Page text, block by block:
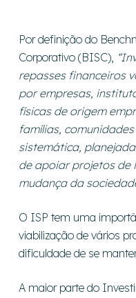
Por definição do
Corporativo (BISC),
repasses financeiros
por empresas,
físicas de origem
famílias,
sistemática,
de apoiar projetos de
mudança da
O ISP tem uma
viabilização de vários
dificuldade de se
A maior parte do